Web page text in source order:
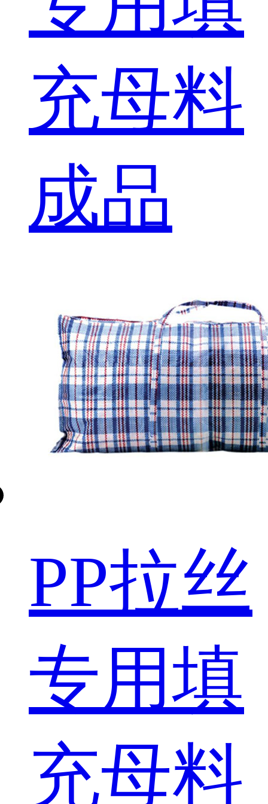
充母料
成品
PP拉丝
专用填
充母料